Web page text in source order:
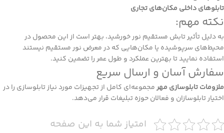
تابلوهای داخلی مکان‌های تجاری
نکته مهم:
به دلیل تأثیر تابش مستقیم نور خورشید، بهتر است از این محصول در
محیط‌های سرپوشیده یا مکان‌هایی که در معرض نور مستقیم نیستند
استفاده نمایید تا بهترین عملکرد و طول عمر را تضمین کنید.
سفارش آسان و ارسال سریع
ملزومات تابلوسازی مهرمجموعه‌ای کامل از تجهیزات مورد نیاز تابلوسازی را در
اختیار تابلوسازان و فعالان حوزه تبلیغات قرار می‌دهد.
امتیاز شما به این صفحه